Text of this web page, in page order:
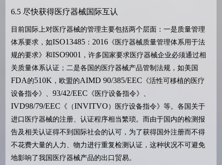
6.5 尽快获得医疗器械国际互认
目前国际上对医疗器械的管理主要包括两个层面：一是质量管理
体系要求，如ISO13485： 2016《医疗器械质量管理体系用于法
规的要求》和ISO9001 ，许多国家要求医疗器械企业必须通过相
关质量体系认证；二是各国的医疗器械产品管制法规，如美国
FDA的510K，欧盟的AIMD 90/385/EEC 《活性可移植的医疗
设备指令》、 93/42/EEC 《医疗设备指令》、
IVD98/79/EEC 《（INVITVO ）医疗设备指令》等。各国关于
进口医疗器械的注册、认证程序相当繁琐。而由于国内的检测报
告及相关认证得不到国际社会的认可，为了获得国外注册而不得
不花费大量的人力、物力进行重复检测认证，这种状况不可避免
地影响了我国医疗器械产品的出口贸易。